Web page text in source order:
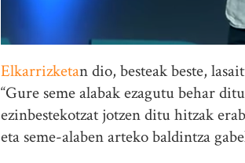
Elkarrizketan dio, besteak beste,
“Gure seme alabak ezagutu behar
ezinbestekotzat jotzen ditu hitzak
eta seme-alaben arteko baldintza